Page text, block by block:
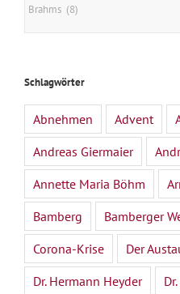
Schlagwörter
Abnehmen Advent
Andreas Giermaier
Annette Maria Böhm
Bamberg
Bamberger
Corona-Krise
Der
Dr. Hermann Heyder